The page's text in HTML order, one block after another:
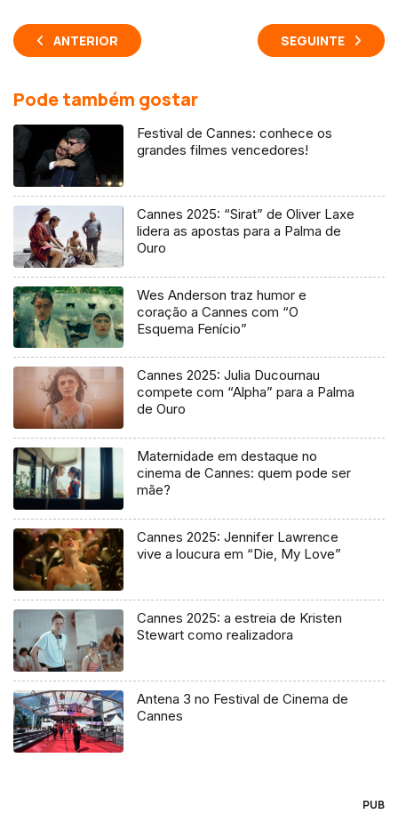
ANTERIOR SEGUINTE
Pode também gostar
Festival de Cannes: conhece os
grandes filmes vencedores!
Cannes 2025: “Sirat” de Oliver Laxe
lidera as apostas para a Palma de
Ouro
Wes Anderson traz humor e
coração a Cannes com “O
Esquema Fenício”
Cannes 2025: Julia Ducournau
compete com “Alpha” para a Palma
de Ouro
Maternidade em destaque no
cinema de Cannes: quem pode ser
mãe?
Cannes 2025: Jennifer Lawrence
vive a loucura em “Die, My Love”
Cannes 2025: a estreia de Kristen
Stewart como realizadora
Antena 3 no Festival de Cinema de
Cannes
PUB